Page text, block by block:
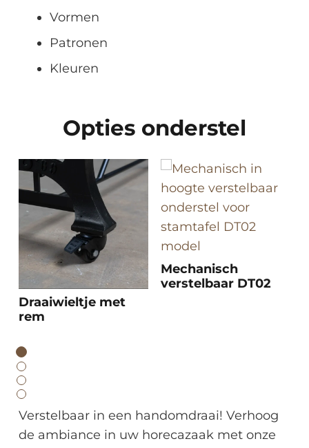
Vormen
Patronen
Kleuren
Opties onderstel
Draaiwieltje met
rem
Mechanisch
verstelbaar DT02
Verstelbaar in een handomdraai! Verhoog
de ambiance in uw horecazaak met onze